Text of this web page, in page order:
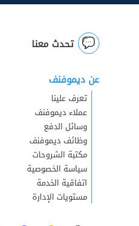
تحدث معنا
عن ديموفنف
تعرف علينا
عملاء ديموفنف
وسائل الدفع
وظائف ديموفنف
مكتبة الشروحات
سياسة الخصوصية
اتفاقية الخدمة
مستويات الإدارة